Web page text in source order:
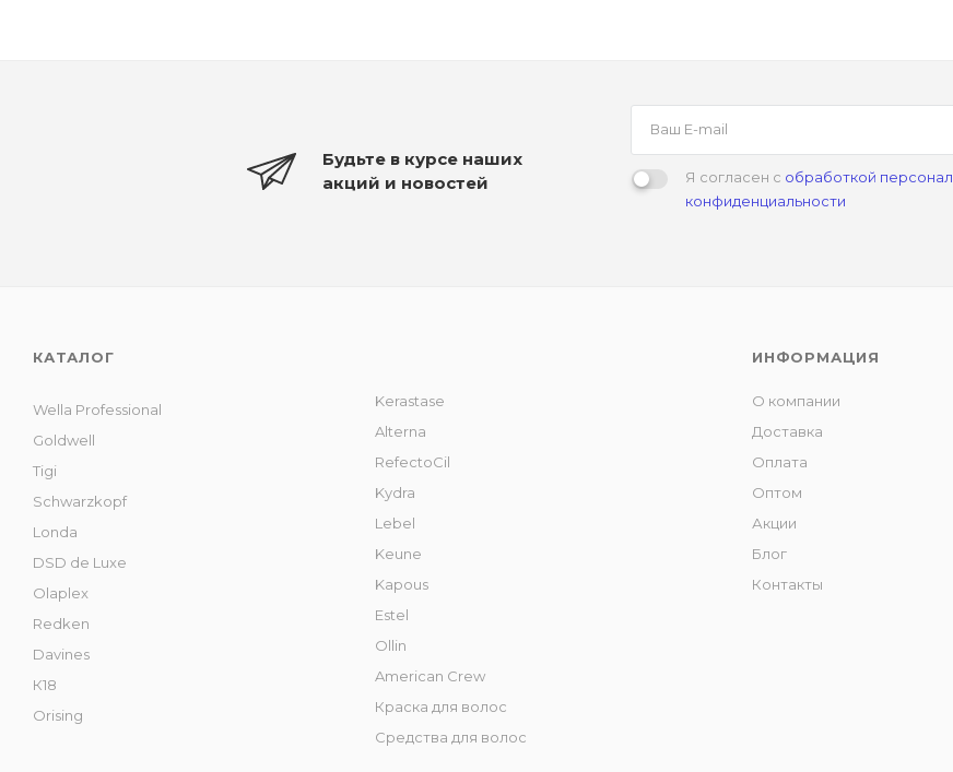
Будьте в курсе наших
акций и новостей
Я согласен с обработкой
конфиденциальности
КАТАЛОГ
Wella Professional
Goldwell
Tigi
Schwarzkopf
Londa
DSD de Luxe
Olaplex
Redken
Davines
К18
Orising
Kerastase
Alterna
RefectoCil
Kydra
Lebel
Keune
Kapous
Estel
Ollin
American Crew
Краска для волос
Средства для волос
ИНФОРМАЦИЯ
О компании
Доставка
Оплата
Оптом
Акции
Блог
Контакты